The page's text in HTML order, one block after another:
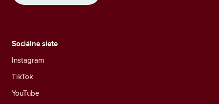
Sociálne siete
Instagram
TikTok
YouTube